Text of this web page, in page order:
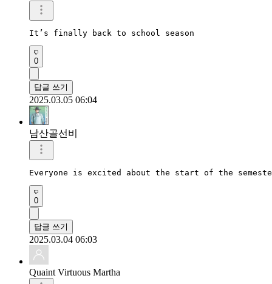
It’s finally back to school season
0
답글 쓰기
2025.03.05 06:04
남산골선비
Everyone is excited about the start of the
0
답글 쓰기
2025.03.04 06:03
Quaint Virtuous Martha